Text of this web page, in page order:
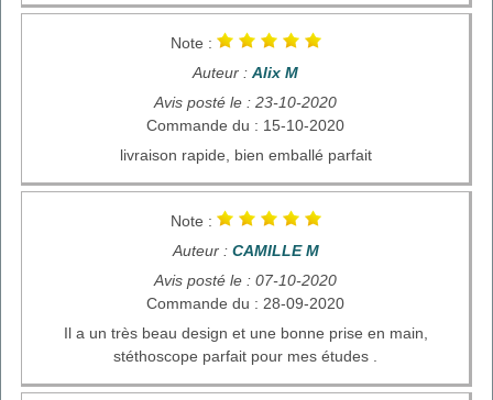
Note :
Auteur : Alix M
Avis posté le : 23-10-2020
Commande du : 15-10-2020
livraison rapide, bien emballé parfait
Note :
Auteur : CAMILLE M
Avis posté le : 07-10-2020
Commande du : 28-09-2020
Il a un très beau design et une bonne prise en main,
stéthoscope parfait pour mes études .